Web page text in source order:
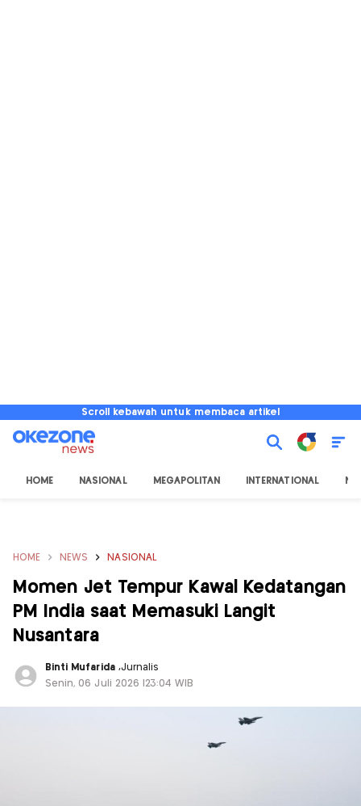
Scroll kebawah untuk membaca artikel
HOME NASIONAL MEGAPOLITAN INTERNATIONAL
HOME NEWS NASIONAL
Momen Jet Tempur Kawal Kedatangan
PM India saat Memasuki Langit
Nusantara
Binti Mufarida ,Jurnalis
Senin, 06 Juli 2026 |23:04 WIB